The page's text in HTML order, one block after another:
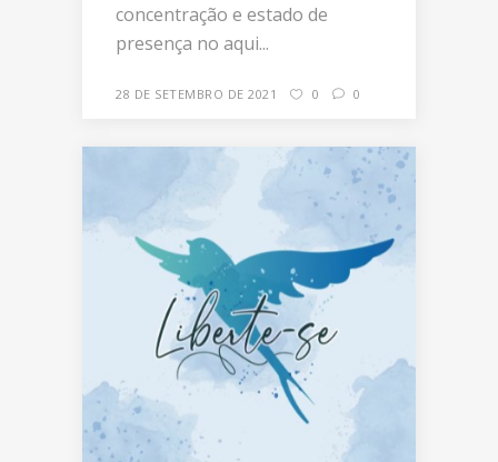
concentração e estado de
presença no aqui...
28 DE SETEMBRO DE 2021 0 0